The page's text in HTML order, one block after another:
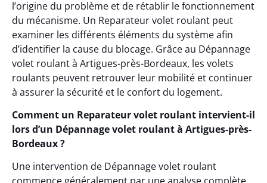
l’origine du problème et de rétablir le fonctionnement
du mécanisme. Un Reparateur volet roulant peut
examiner les différents éléments du système afin
d’identifier la cause du blocage. Grâce au Dépannage
volet roulant à Artigues-près-Bordeaux, les volets
roulants peuvent retrouver leur mobilité et continuer
à assurer la sécurité et le confort du logement.
Comment un Reparateur volet roulant intervient-il
lors d’un Dépannage volet roulant à Artigues-près-
Bordeaux ?
Une intervention de Dépannage volet roulant